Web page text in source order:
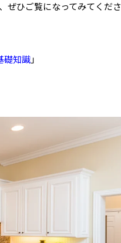
ぜひご覧になってみてくださ
礎知識 」